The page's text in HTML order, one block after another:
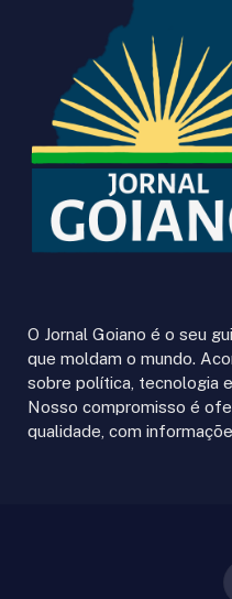
O Jornal Goiano é o seu
que moldam o mundo.
sobre política, tecnologia
Nosso compromisso é
qualidade, com